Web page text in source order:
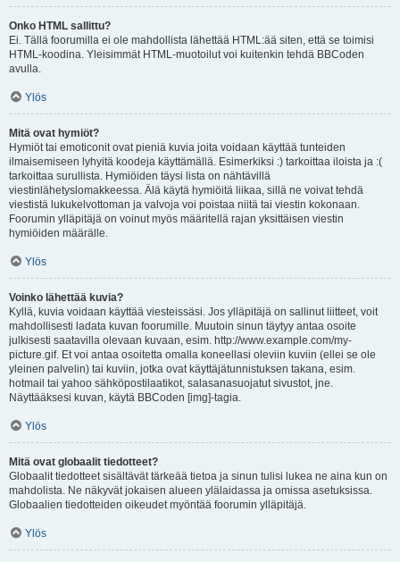
Onko HTML sallittu?
Ei. Tällä foorumilla ei ole mahdollista lähettää HTML:ää siten, että se toimisi
HTML-koodina. Yleisimmät HTML-muotoilut voi kuitenkin tehdä BBCoden
avulla.
Ylös
Mitä ovat hymiöt?
Hymiöt tai emoticonit ovat pieniä kuvia joita voidaan käyttää tunteiden
ilmaisemiseen lyhyitä koodeja käyttämällä. Esimerkiksi :) tarkoittaa iloista ja :(
tarkoittaa surullista. Hymiöiden täysi lista on nähtävillä
viestinlähetyslomakkeessa. Älä käytä hymiöitä liikaa, sillä ne voivat tehdä
viestistä lukukelvottoman ja valvoja voi poistaa niitä tai viestin kokonaan.
Foorumin ylläpitäjä on voinut myös määritellä rajan yksittäisen viestin
hymiöiden määrälle.
Ylös
Voinko lähettää kuvia?
Kyllä, kuvia voidaan käyttää viesteissäsi. Jos ylläpitäjä on sallinut liitteet, voit
mahdollisesti ladata kuvan foorumille. Muutoin sinun täytyy antaa osoite
julkisesti saatavilla olevaan kuvaan, esim. http://www.example.com/my-
picture.gif. Et voi antaa osoitetta omalla koneellasi oleviin kuviin (ellei se ole
yleinen palvelin) tai kuviin, jotka ovat käyttäjätunnistuksen takana, esim.
hotmail tai yahoo sähköpostilaatikot, salasanasuojatut sivustot, jne.
Näyttääksesi kuvan, käytä BBCoden [img]-tagia.
Ylös
Mitä ovat globaalit tiedotteet?
Globaalit tiedotteet sisältävät tärkeää tietoa ja sinun tulisi lukea ne aina kun on
mahdolista. Ne näkyvät jokaisen alueen ylälaidassa ja omissa asetuksissa.
Globaalien tiedotteiden oikeudet myöntää foorumin ylläpitäjä.
Ylös